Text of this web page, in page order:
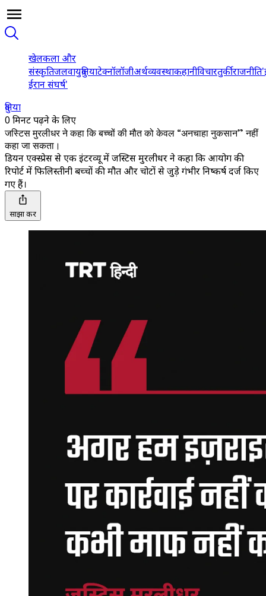
खेलकला और
संस्कृतिजलवायुदुनियाटेक्नॉलॉजीअर्थव्यवस्थाकहानीविचारतुर्कीराजनीति
ईरान संघर्ष'
दुनिया
0 मिनट पढ़ने के लिए
जस्टिस मुरलीधर ने कहा कि बच्चों की मौत को केवल “अनचाहा नुकसान” नहीं
कहा जा सकता।
डियन एक्स्प्रेस से एक इंटरव्यू में जस्टिस मुरलीधर ने कहा कि आयोग की
रिपोर्ट में फिलिस्तीनी बच्चों की मौत और चोटों से जुड़े गंभीर निष्कर्ष दर्ज किए
गए हैं।
साझा करें